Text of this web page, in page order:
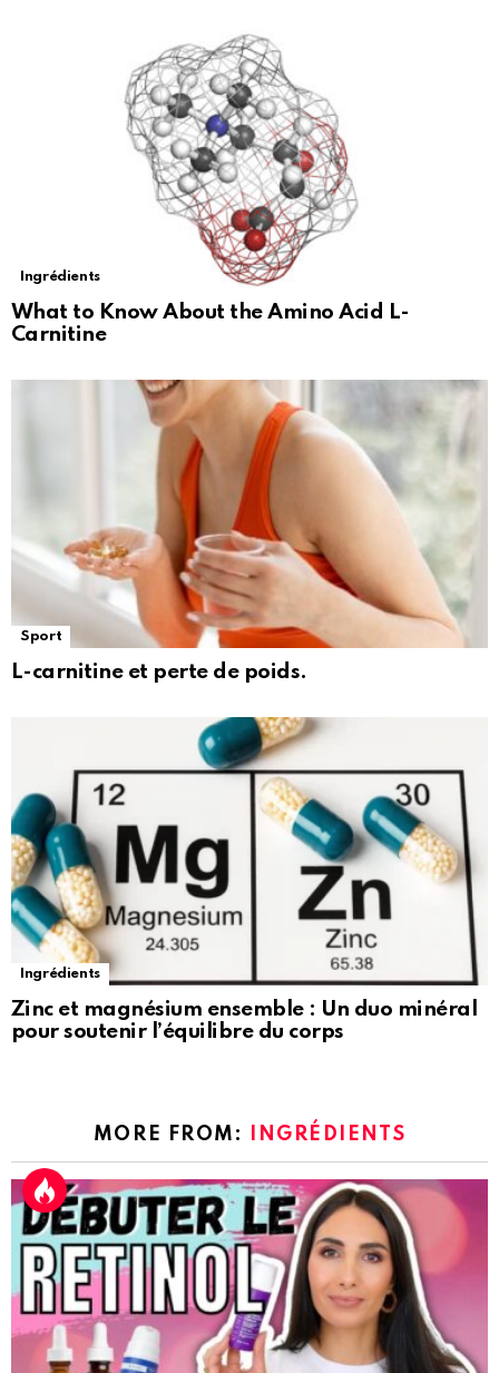
Ingrédients
What to Know About the Amino Acid L-
Carnitine
Sport
L-carnitine et perte de poids.
Ingrédients
Zinc et magnésium ensemble : Un duo minéral
pour soutenir l’équilibre du corps
MORE FROM: INGRÉDIENTS